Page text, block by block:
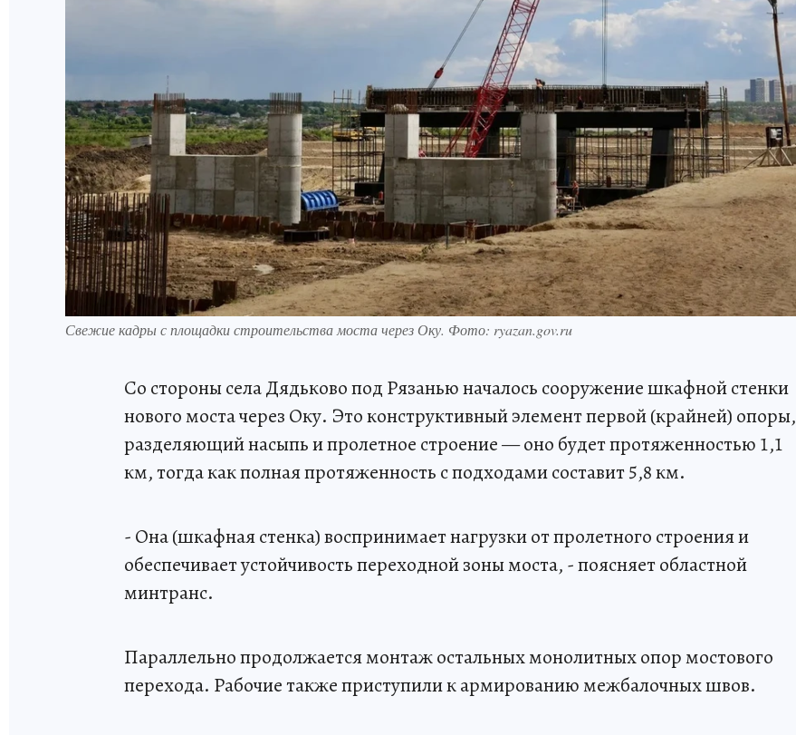
Свежие кадры с площадки строительства моста через Оку. Фото: ryazan.gov.ru
Со стороны села Дядьково под Рязанью началось сооружение шкафной стенки
нового моста через Оку. Это конструктивный элемент первой (крайней) опоры,
разделяющий насыпь и пролетное строение — оно будет протяженностью 1,1
км, тогда как полная протяженность с подходами составит 5,8 км.
- Она (шкафная стенка) воспринимает нагрузки от пролетного строения и
обеспечивает устойчивость переходной зоны моста, - поясняет областной
минтранс.
Параллельно продолжается монтаж остальных монолитных опор мостового
перехода. Рабочие также приступили к армированию межбалочных швов.